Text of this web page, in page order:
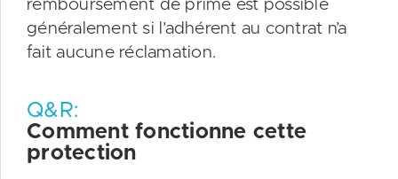
remboursement de prime est possible
généralement si l’adhérent au contrat n’a
fait aucune réclamation.
Q&R:
Comment fonctionne cette
protection